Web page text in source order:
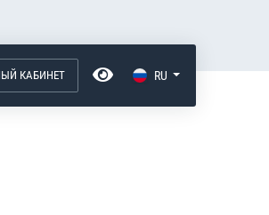
КАБИНЕТ RU